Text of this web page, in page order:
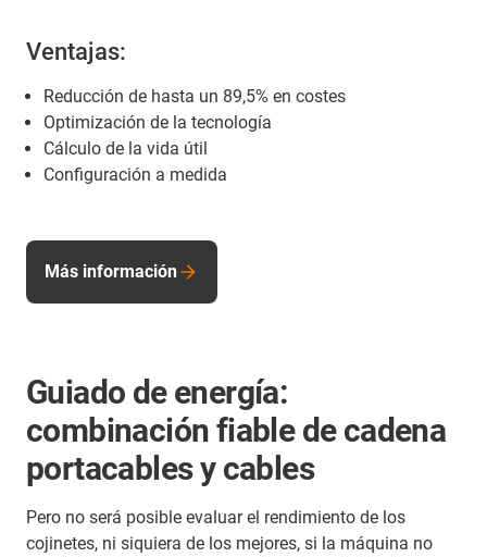
Ventajas:
Reducción de hasta un 89,5% en costes
Optimización de la tecnología
Cálculo de la vida útil
Configuración a medida
Más información
Guiado de energía:
combinación fiable de cadena
portacables y cables
Pero no será posible evaluar el rendimiento de los
cojinetes, ni siquiera de los mejores, si la máquina no